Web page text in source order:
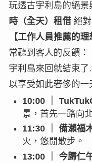
玩透古宇利島的絕
時（全天）租借絕對
【工作人員推薦的
常聽到客人的反饋
宇利島來回就結束
以享受如此奢侈的一
10:00 ｜
景，首先一路向北
11:30 ｜ 備瀨福
火，悠閒散步。
13:00 ｜ 今歸仁